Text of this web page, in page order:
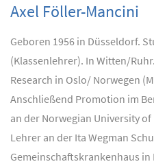
Axel Föller-Mancini
Geboren 1956 in Düsseldorf.
(Klassenlehrer). In Witten/
Research in Oslo/ Norwegen
Anschließend Promotion im
an der Norwegian University
Lehrer an der Ita Wegman
Gemeinschaftskrankenhaus in